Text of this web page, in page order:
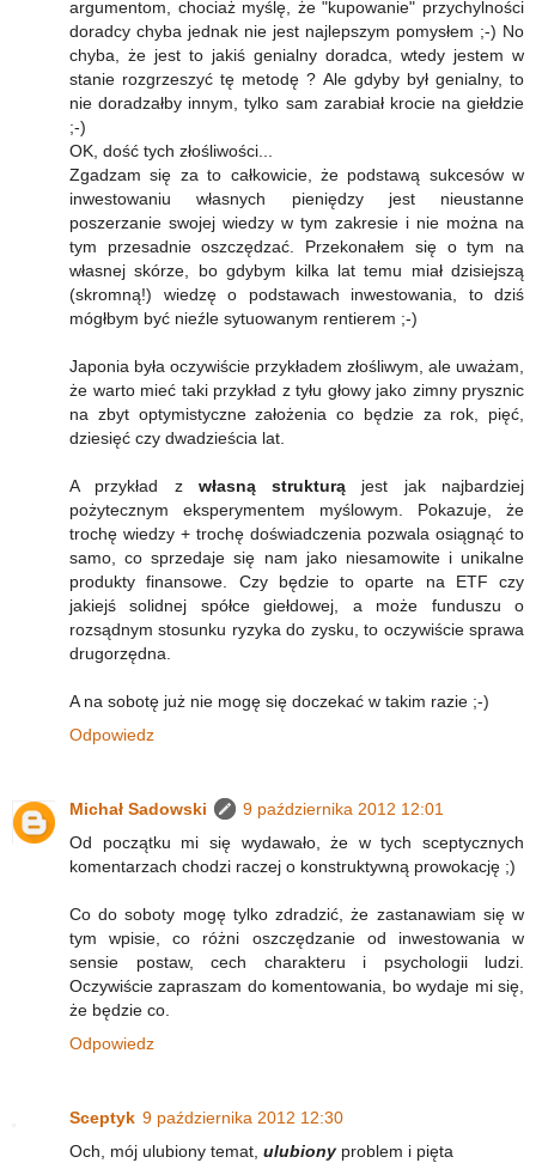
argumentom, chociaż myślę, że "kupowanie" przychylności
doradcy chyba jednak nie jest najlepszym pomysłem ;-) No
chyba, że jest to jakiś genialny doradca, wtedy jestem w
stanie rozgrzeszyć tę metodę ? Ale gdyby był genialny, to
nie doradzałby innym, tylko sam zarabiał krocie na giełdzie
;-)
OK, dość tych złośliwości...
Zgadzam się za to całkowicie, że podstawą sukcesów w
inwestowaniu własnych pieniędzy jest nieustanne
poszerzanie swojej wiedzy w tym zakresie i nie można na
tym przesadnie oszczędzać. Przekonałem się o tym na
własnej skórze, bo gdybym kilka lat temu miał dzisiejszą
(skromną!) wiedzę o podstawach inwestowania, to dziś
mógłbym być nieźle sytuowanym rentierem ;-)
Japonia była oczywiście przykładem złośliwym, ale uważam,
że warto mieć taki przykład z tyłu głowy jako zimny prysznic
na zbyt optymistyczne założenia co będzie za rok, pięć,
dziesięć czy dwadzieścia lat.
A przykład z własną strukturą jest jak najbardziej
pożytecznym eksperymentem myślowym. Pokazuje, że
trochę wiedzy + trochę doświadczenia pozwala osiągnąć to
samo, co sprzedaje się nam jako niesamowite i unikalne
produkty finansowe. Czy będzie to oparte na ETF czy
jakiejś solidnej spółce giełdowej, a może funduszu o
rozsądnym stosunku ryzyka do zysku, to oczywiście sprawa
drugorzędna.
A na sobotę już nie mogę się doczekać w takim razie ;-)
Odpowiedz
Michał Sadowski
9 października 2012 12:01
Od początku mi się wydawało, że w tych sceptycznych
komentarzach chodzi raczej o konstruktywną prowokację ;)
Co do soboty mogę tylko zdradzić, że zastanawiam się w
tym wpisie, co różni oszczędzanie od inwestowania w
sensie postaw, cech charakteru i psychologii ludzi.
Oczywiście zapraszam do komentowania, bo wydaje mi się,
że będzie co.
Odpowiedz
Sceptyk 9 października 2012 12:30
Och, mój ulubiony temat, ulubiony problem i pięta